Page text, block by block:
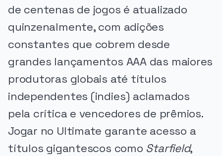
de centenas de jogos é atualizado
quinzenalmente, com adições
constantes que cobrem desde
grandes lançamentos AAA das maiores
produtoras globais até títulos
independentes (indies) aclamados
pela crítica e vencedores de prêmios.
Jogar no Ultimate garante acesso a
títulos gigantescos como Starfield,